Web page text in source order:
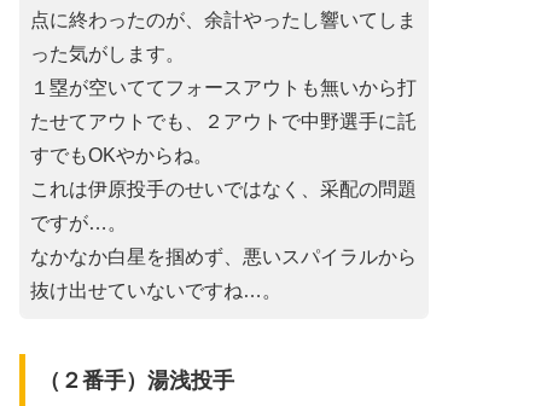
点に終わったのが、余計やったし響いてしま
った気がします。
１塁が空いててフォースアウトも無いから打
たせてアウトでも、２アウトで中野選手に託
すでもOKやからね。
これは伊原投手のせいではなく、采配の問題
ですが…。
なかなか白星を掴めず、悪いスパイラルから
抜け出せていないですね…。
（２番手）湯浅投手